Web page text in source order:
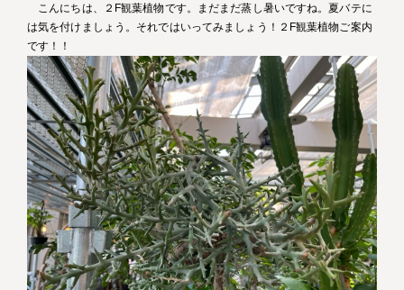
こんにちは、２F観葉植物です。まだまだ蒸し暑いですね。夏バテに
は気を付けましょう。それではいってみましょう！２F観葉植物ご案内
です！！